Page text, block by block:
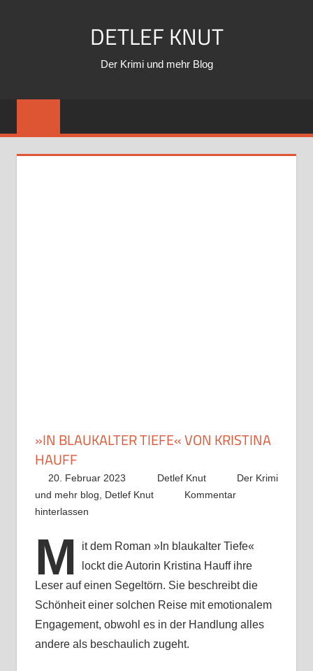
DETLEF KNUT
Der Krimi und mehr Blog
»IN BLAUKALTER TIEFE« VON KRISTINA
HAUFF
20. Februar 2023 Detlef Knut
Der Krimi
und mehr blog, Detlef Knut
Kommentar
hinterlassen
M
it dem Roman »In blaukalter Tiefe«
lockt die Autorin Kristina Hauff ihre
Leser auf einen Segeltörn. Sie beschreibt die
Schönheit einer solchen Reise mit emotionalem
Engagement, obwohl es in der Handlung alles
andere als beschaulich zugeht.